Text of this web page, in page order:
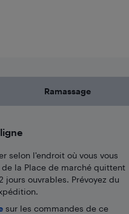
Ramassage
selon l'endroit où vous vous
la Place de marché quittent
jours ouvrables. Prévoyez du
sur les commandes de ce